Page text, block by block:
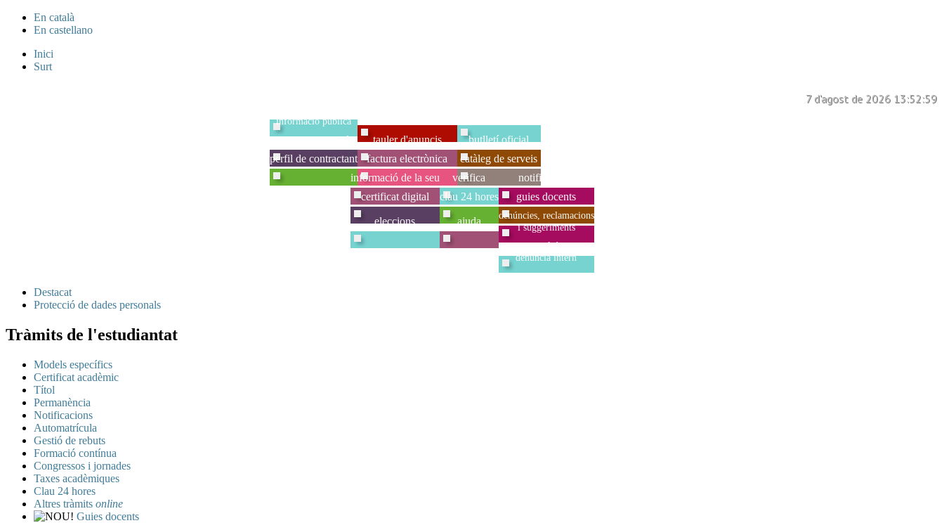
En català
En castellano
Inici
Surt
7 d'agost de 2026 13:52:59
informació pública
carpeta personal tauler d'anuncis
butlletí oficial
perfil de contractant
factura electrònica
catàleg de serveis
informació de la seu
verifica
notificacions
certificat digital
clau 24 hores guies docents
eleccions ajuda
denúncies, reclamacions
i suggeriments
canal de
denúncia intern
Destacat
Protecció de dades personals
Tràmits de l'estudiantat
Models específics
Certificat acadèmic
Títol
Permanència
Notificacions
Automatrícula
Gestió de rebuts
Formació contínua
Congressos i jornades
Taxes acadèmiques
Clau 24 hores
Altres tràmits online
Guies docents